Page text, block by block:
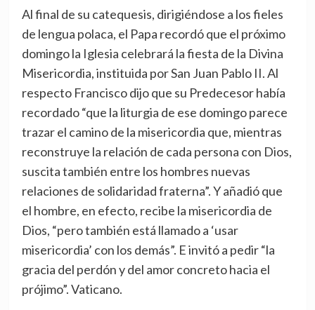
Al final de su catequesis, dirigiéndose a los fieles
de lengua polaca, el Papa recordó que el próximo
domingo la Iglesia celebrará la fiesta de la Divina
Misericordia, instituida por San Juan Pablo II. Al
respecto Francisco dijo que su Predecesor había
recordado “que la liturgia de ese domingo parece
trazar el camino de la misericordia que, mientras
reconstruye la relación de cada persona con Dios,
suscita también entre los hombres nuevas
relaciones de solidaridad fraterna”. Y añadió que
el hombre, en efecto, recibe la misericordia de
Dios, “pero también está llamado a ‘usar
misericordia’ con los demás”. E invitó a pedir “la
gracia del perdón y del amor concreto hacia el
prójimo”. Vaticano.